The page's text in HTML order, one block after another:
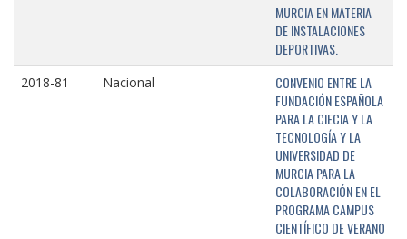
MURCIA EN MATERIA
DE INSTALACIONES
DEPORTIVAS.
2018-81 Nacional
CONVENIO ENTRE LA
FUNDACIÓN ESPAÑOLA
PARA LA CIECIA Y LA
TECNOLOGÍA Y LA
UNIVERSIDAD DE
MURCIA PARA LA
COLABORACIÓN EN EL
PROGRAMA CAMPUS
CIENTÍFICO DE VERANO